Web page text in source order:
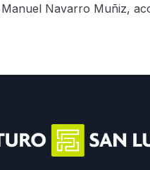
Navarro Muñiz,